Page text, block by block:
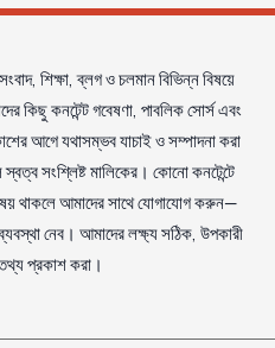
শিক্ষা, ব্লগ ও চলমান বিভিন্ন বিষয়ে
কিছু কনটেন্ট গবেষণা, পাবলিক সোর্স এবং
আগে যথাসম্ভব যাচাই ও সম্পাদনা করা
সংশ্লিষ্ট মালিকের। কোনো কনটেন্টে
থাকলে আমাদের সাথে যোগাযোগ করুন—
নেব। আমাদের লক্ষ্য সঠিক, উপকারী
প্রকাশ করা।